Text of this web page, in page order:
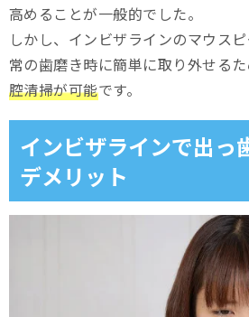
高めることが一般的でした。
しかし、インビザラインのマウス
常の歯磨き時に簡単に取り外せるた
腔清掃が可能です。
インビザラインで出っ
デメリット